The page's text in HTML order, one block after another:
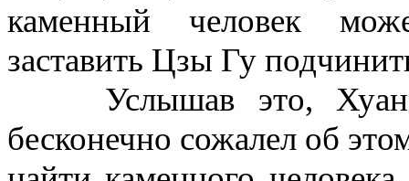
каменный человек
заставить Цзы Гу
Услышав это, Хуан
бесконечно сожалел об